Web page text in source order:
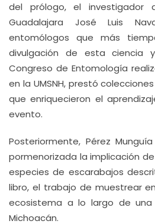
del prólogo, el investigador
Guadalajara José Luis
entomólogos que más
divulgación de esta ciencia
Congreso de Entomología
en la UMSNH, prestó
que enriquecieron el
evento.
Posteriormente, Pérez
pormenorizada la implicación
especies de escarabajos
libro, el trabajo de muestrear
ecosistema a lo largo de
Michoacán.